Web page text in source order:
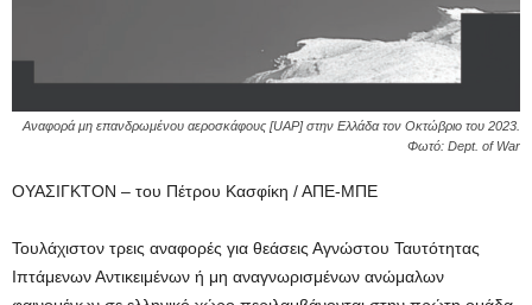
Αναφορά μη επανδρωμένου αεροσκάφους [UAP] στην Ελλάδα τον Οκτώβριο του 2023.
Φωτό: Dept. of War
ΟΥΑΣΙΓΚΤΟΝ – του Πέτρου Κασφίκη / ΑΠΕ-ΜΠΕ
Τουλάχιστον τρεις αναφορές για θεάσεις Αγνώστου Ταυτότητας
Ιπτάμενων Αντικειμένων ή μη αναγνωρισμένων ανώμαλων